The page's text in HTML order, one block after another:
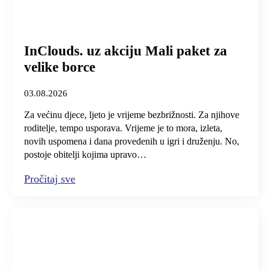
InClouds. uz akciju Mali paket za
velike borce
03.08.2026
Za većinu djece, ljeto je vrijeme bezbrižnosti. Za njihove
roditelje, tempo usporava. Vrijeme je to mora, izleta,
novih uspomena i dana provedenih u igri i druženju. No,
postoje obitelji kojima upravo…
Pročitaj sve